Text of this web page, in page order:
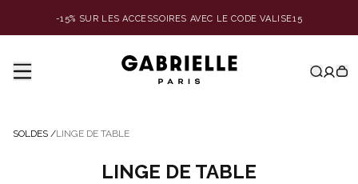
-15% SUR LES ACCESSOIRES AVEC LE CODE VALISE15
SOLDES /LINGE DE TABLE
LINGE DE TABLE